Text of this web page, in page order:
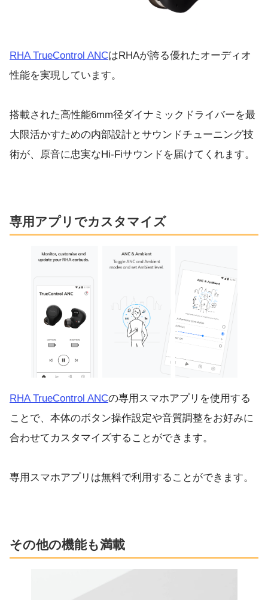
RHA TrueControl ANCはRHAが誇る優れたオーディオ
性能を実現しています。
搭載された高性能6mm径ダイナミックドライバーを最
大限活かすための内部設計とサウンドチューニング技
術が、原音に忠実なHi-Fiサウンドを届けてくれます。
専用アプリでカスタマイズ
RHA TrueControl ANCの専用スマホアプリを使用する
ことで、本体のボタン操作設定や音質調整をお好みに
合わせてカスタマイズすることができます。
専用スマホアプリは無料で利用することができます。
その他の機能も満載